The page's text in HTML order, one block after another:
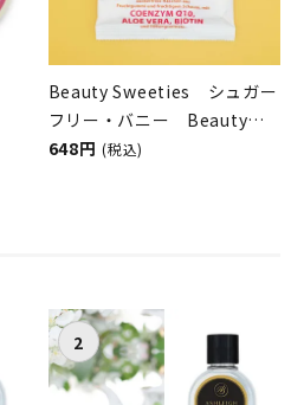
Beauty Sweeties シュガー
フリー・バニー Beauty
Sweeties（ビューティース
648円 (税込)